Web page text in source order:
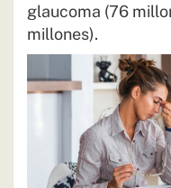
glaucoma (76
millones).